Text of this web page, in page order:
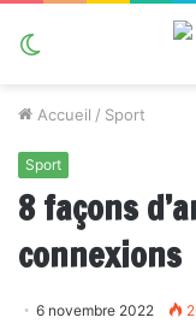
Accueil / Sport
Sport
8 façons
connexions
6 novembre 2022